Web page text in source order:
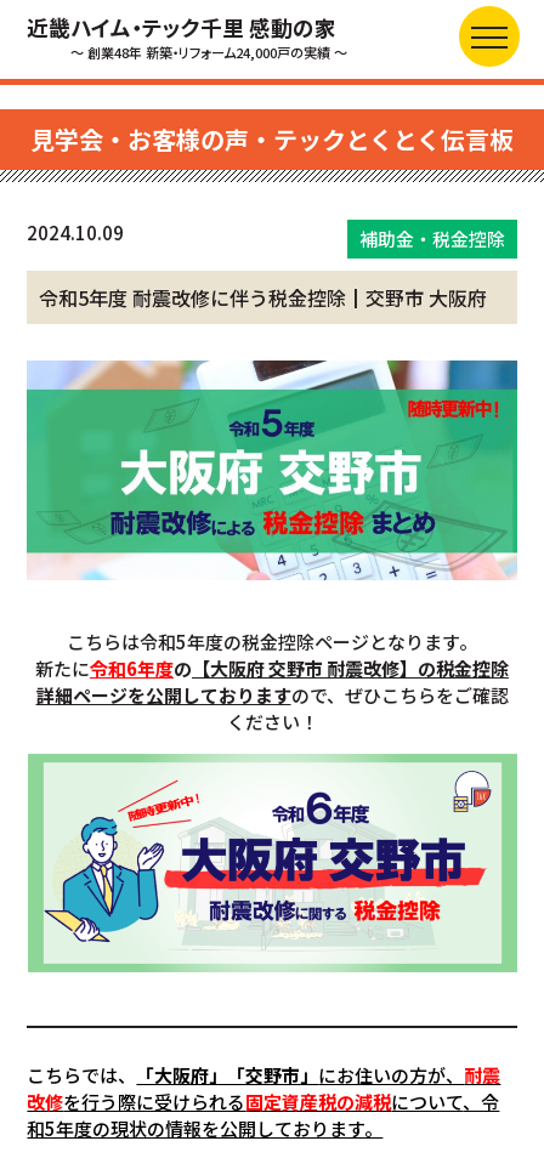
近畿ハイム・テック千里 感動の家
～ 創業48年 新築・リフォーム24,000戸の実績 ～
見学会・お客様の声・テックとくとく伝言板
2024.10.09 補助金・税金控除
令和5年度 耐震改修に伴う税金控除┃交野市 大阪府
こちらは令和5年度の税金控除ページとなります。
新たに令和6年度の 【大阪府 交野市 耐震改修】の税金控除
詳細ページを公開しておりますので、ぜひこちらをご確認
ください！
こちらでは、 「大阪府」「交野市 」 にお住いの方が、 耐震
改修を行う際に受けられる固定資産税の減税について、令
和5年度の現状の情報を公開しております。